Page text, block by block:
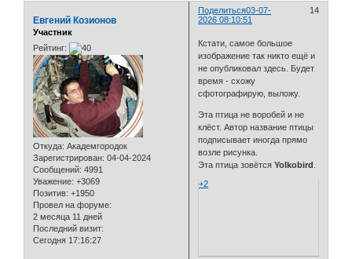
Поделиться 14
03-07-
2026 08:10:51
Евгений Козионов
Участник
Рейтинг:
Откуда: Академгородок
Зарегистрирован: 04-04-2024
Сообщений: 4991
Уважение: +3069
Позитив: +1950
Провел на форуме:
2 месяца 11 дней
Последний визит:
Сегодня 17:16:27
Кстати, самое большое
изображение так никто ещё и
не опубликовал здесь. Будет
время - схожу
сфотографирую, выложу.
Эта птица не воробей и не
клёст. Автор название птицы
подписывает иногда прямо
возле рисунка.
Эта птица зовётся Yolkobird
+2